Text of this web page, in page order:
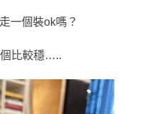
一個裝ok嗎？
比較穩…..